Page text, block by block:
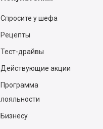
Спросите у шефа
Рецепты
Тест-драйвы
Действующие акции
Программа
лояльности
Бизнесу